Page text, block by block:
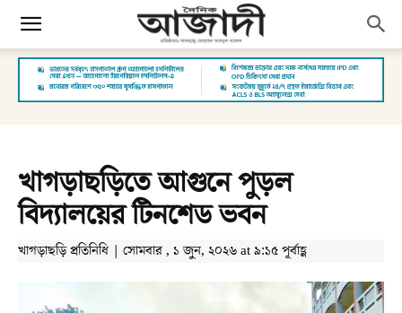
খাগড়াছড়িতে আগুনে পুড়ল
বিদ্যালয়ের টিনশেড ভবন
খাগড়াছড়ি প্রতিনিধি | সোমবার , ১ জুন, ২০২৬ at ৯:১৫ পূর্বাহ্ণ